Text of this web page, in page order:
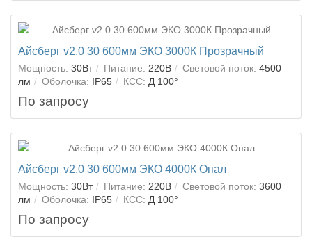
Айсберг v2.0 30 600мм ЭКО 3000К Прозрачный
Мощность: 30Вт Питание: 220В Световой поток: 4500
лм
Оболочка: IP65 КСС: Д 100°
По запросу
Айсберг v2.0 30 600мм ЭКО 4000К Опал
Мощность: 30Вт Питание: 220В Световой поток: 3600
лм
Оболочка: IP65 КСС: Д 100°
По запросу